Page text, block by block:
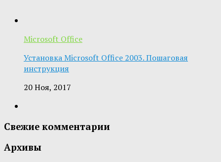
Microsoft Office
Установка Microsoft Office 2003. Пошаговая
инструкция
20 Ноя, 2017
Свежие комментарии
Архивы